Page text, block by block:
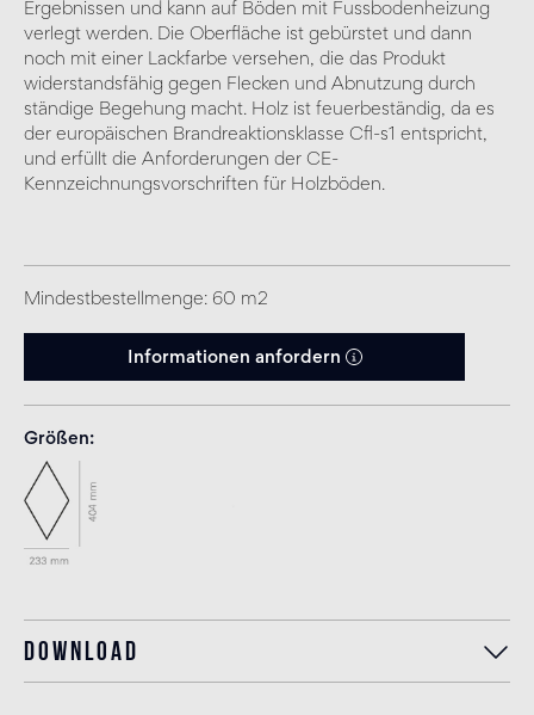
Ergebnissen und kann auf Böden mit Fussbodenheizung
verlegt werden. Die Oberfläche ist gebürstet und dann
noch mit einer Lackfarbe versehen, die das Produkt
widerstandsfähig gegen Flecken und Abnutzung durch
ständige Begehung macht. Holz ist feuerbeständig, da es
der europäischen Brandreaktionsklasse Cfl-s1 entspricht,
und erfüllt die Anforderungen der CE-
Kennzeichnungsvorschriften für Holzböden.
Mindestbestellmenge: 60 m2
Informationen anfordern
Größen
Download